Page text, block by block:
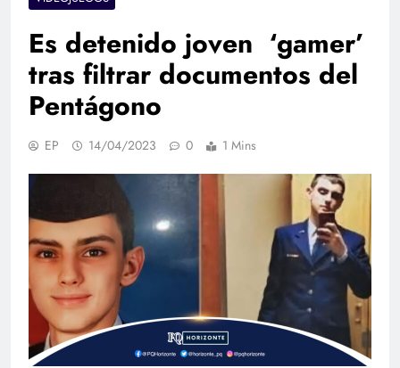
Es detenido joven ‘gamer’
tras filtrar documentos del
Pentágono
EP 14/04/2023 0 1 Mins